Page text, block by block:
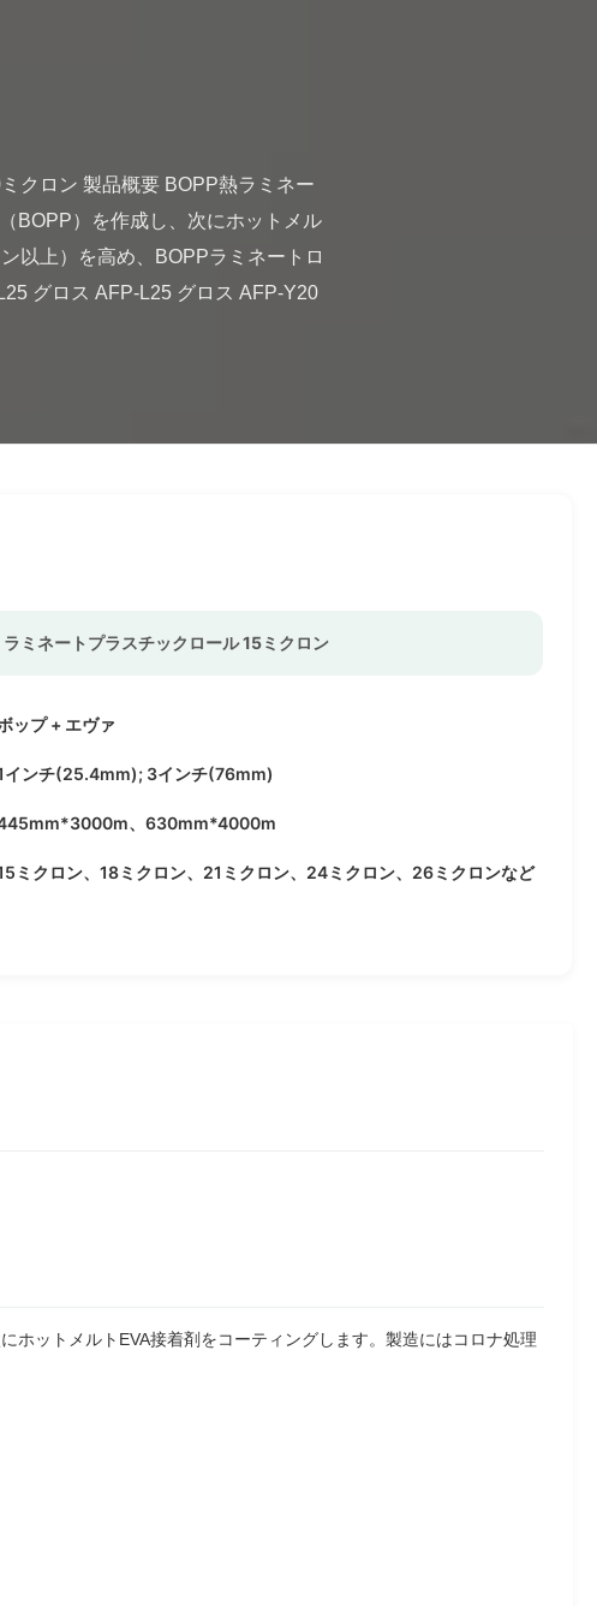
BOPP）を作成し、次にホットメル
以上）を高め、BOPPラミネートロ
グロス AFP-L25 グロス AFP-Y20
ラミネートプラスチックロール 15ミクロン
ップ + エヴァ
インチ(25.4mm); 3インチ(76mm)
、630mm*4000m
ミクロン、18ミクロン、21ミクロン、24ミクロン、26ミクロンなど
ホットメルトEVA接着剤をコーティングします。製造にはコロナ処理